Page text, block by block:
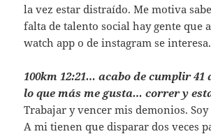
la vez estar distraído. Me motiva
falta de talento social hay gente que
watch app o de instagram se interesa.
100km 12:21… acabo de cumplir 41
lo que más me gusta… correr y
Trabajar y vencer mis demonios.
A mi tienen que disparar dos veces